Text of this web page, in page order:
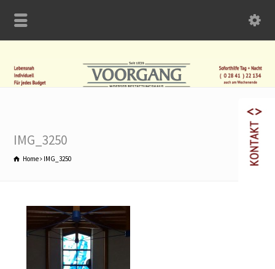
IMG_3250
Home IMG_3250